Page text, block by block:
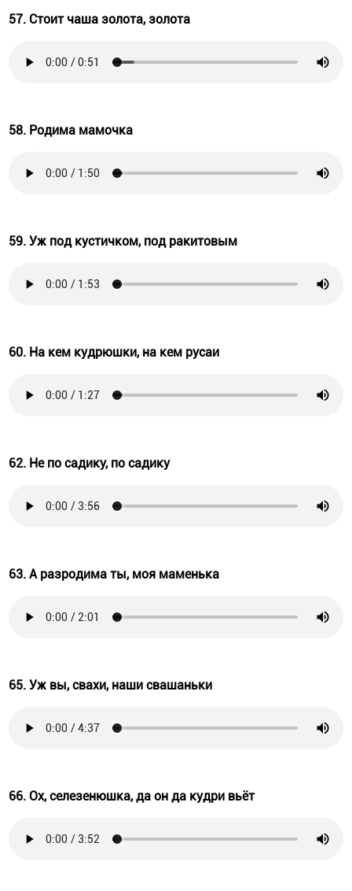
57. Стоит чаша золота, золота
58. Родима мамочка
59. Уж под кустичком, под ракитовым
60. На кем кудрюшки, на кем русаи
62. Не по садику, по садику
63. А разродима ты, моя маменька
65. Уж вы, свахи, наши свашаньки
66. Ох, селезенюшка, да он да кудри вьёт